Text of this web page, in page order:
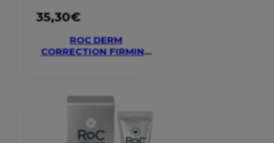
35,30€
ROC DERM
CORRECTION FIRMING